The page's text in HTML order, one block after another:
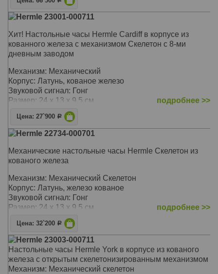
Hermle 23001-000711
Хит! Настольные часы Hermle Cardiff в корпусе из
кованного железа с механизмом Скелетон с 8-ми
дневным заводом
Механизм: Механический
Корпус: Латунь, кованое железо
Звуковой сигнал: Гонг
Размер: 24 х 13 х 9,5 см
подробнее >>
Цена: 27`900 Р
Hermle 22734-000701
Механические настольные часы Hermle Скелетон из
кованого железа
Механизм: Механический Cкелетон
Корпус: Латунь, железо кованое
Звуковой сигнал: Гонг
Размер: 24 х 13 х 9,5 см
подробнее >>
Цена: 32`200 Р
Hermle 23003-000711
Настольные часы Hermle York в корпусе из кованого
железа с открытым скелетонизированным механизмом
Механизм: Механический скелетон